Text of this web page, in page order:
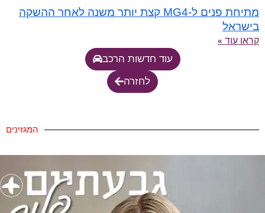
מתיחת פנים ל-MG4 קצת יותר משנה לאחר ההשקה
בישראל
קראו עוד »
עוד חדשות הרכב
לחזרה
המגזינים